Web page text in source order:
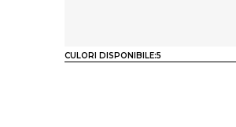
CULORI DISPONIBILE:5